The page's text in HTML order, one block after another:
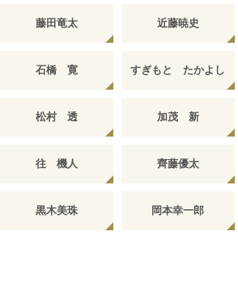
藤田竜太 近藤暁史
石橋 寛 すぎもと たかよし
松村 透 加茂 新
往 機人 齊藤優太
黒木美珠 岡本幸一郎